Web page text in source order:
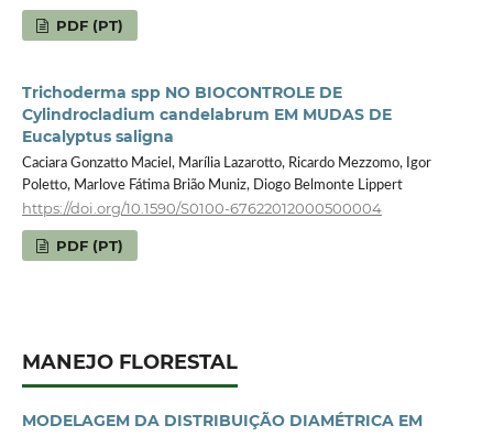
PDF (PT)
Trichoderma spp NO BIOCONTROLE DE
Cylindrocladium candelabrum EM MUDAS DE
Eucalyptus saligna
Caciara Gonzatto Maciel, Marília Lazarotto, Ricardo Mezzomo, Igor
Poletto, Marlove Fátima Brião Muniz, Diogo Belmonte Lippert
https://doi.org/10.1590/S0100-67622012000500004
PDF (PT)
MANEJO FLORESTAL
MODELAGEM DA DISTRIBUIÇÃO DIAMÉTRICA EM